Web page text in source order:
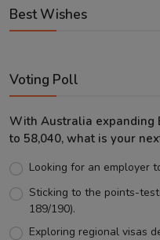
Best Wishes
Voting Poll
With Australia expanding
to 58,040, what is your
Looking for an employer
Sticking to the points-
189/190).
Exploring regional visas